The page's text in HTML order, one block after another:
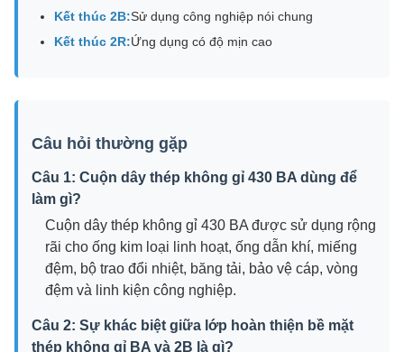
Kết thúc 2B:Sử dụng công nghiệp nói chung
Kết thúc 2R:Ứng dụng có độ mịn cao
Câu hỏi thường gặp
Câu 1: Cuộn dây thép không gỉ 430 BA dùng để
làm gì?
Cuộn dây thép không gỉ 430 BA được sử dụng rộng
rãi cho ống kim loại linh hoạt, ống dẫn khí, miếng
đệm, bộ trao đổi nhiệt, băng tải, bảo vệ cáp, vòng
đệm và linh kiện công nghiệp.
Câu 2: Sự khác biệt giữa lớp hoàn thiện bề mặt
thép không gỉ BA và 2B là gì?